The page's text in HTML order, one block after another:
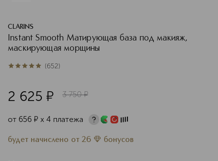
CLARINS
Instant Smooth Матирующая база под макияж,
маскирующая морщины
5из 5652 (652)
2 625 ¤ 3 750 ¤
от 656 ¤ х 4 платежа
будет начислено от 26 бонусов